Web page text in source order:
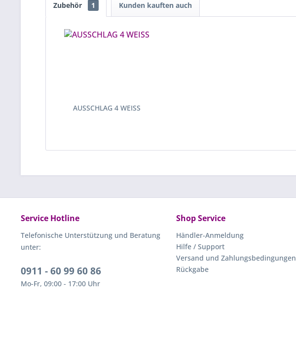
Zubehör 1 Kunden kauften auch
AUSSCHLAG 4 WEISS
Service Hotline
Telefonische Unterstützung und Beratung
unter:
0911 - 60 99 60 86
Mo-Fr, 09:00 - 17:00 Uhr
Shop Service
Händler-Anmeldung
Hilfe / Support
Versand und Zahlungsbedingungen
Rückgabe